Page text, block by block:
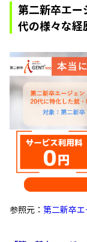
第二新卒エ
代の様々な経
参照元： 第二新卒